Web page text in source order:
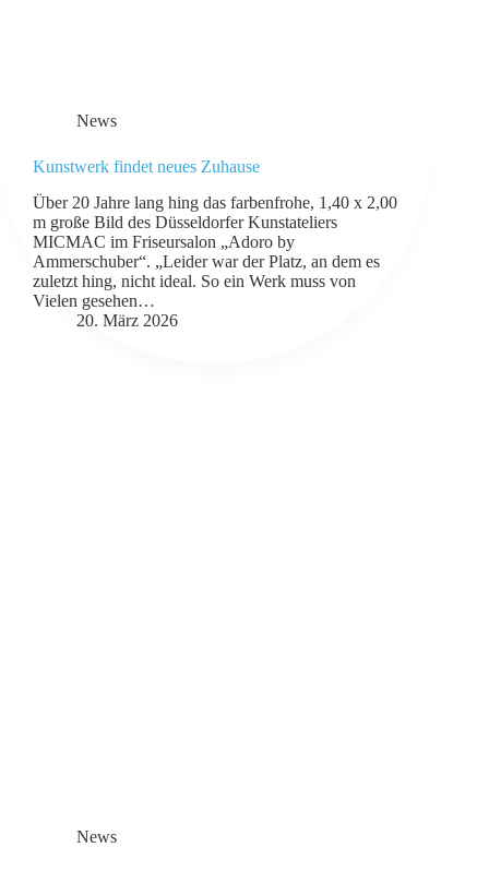
News
Kunstwerk findet neues Zuhause
Über 20 Jahre lang hing das farbenfrohe, 1,40 x 2,00
m große Bild des Düsseldorfer Kunstateliers
MICMAC im Friseursalon „Adoro by
Ammerschuber“. „Leider war der Platz, an dem es
zuletzt hing, nicht ideal. So ein Werk muss von
Vielen gesehen…
20. März 2026
News